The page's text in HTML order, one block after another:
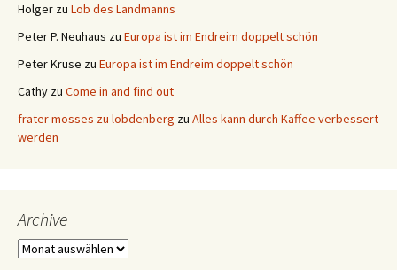
Holger zu Lob des Landmanns
Peter P. Neuhaus zu Europa ist im Endreim doppelt schön
Peter Kruse zu Europa ist im Endreim doppelt schön
Cathy zu Come in and find out
frater mosses zu lobdenberg zu Alles kann durch Kaffee verbessert
werden
Archive
Archive